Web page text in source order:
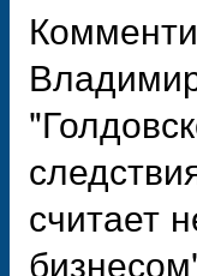
считает